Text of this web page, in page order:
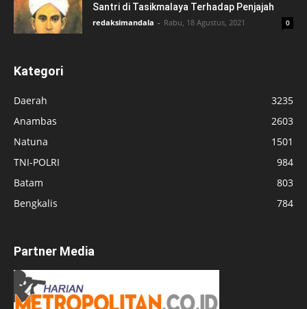
Santri di Tasikmalaya Terhadap Penjajah
redaksimandala - Rabu, 18 Agustus, 2021 0
Kategori
Daerah
3235
Anambas
2603
Natuna
1501
TNI-POLRI
984
Batam
803
Bengkalis
784
Partner Media